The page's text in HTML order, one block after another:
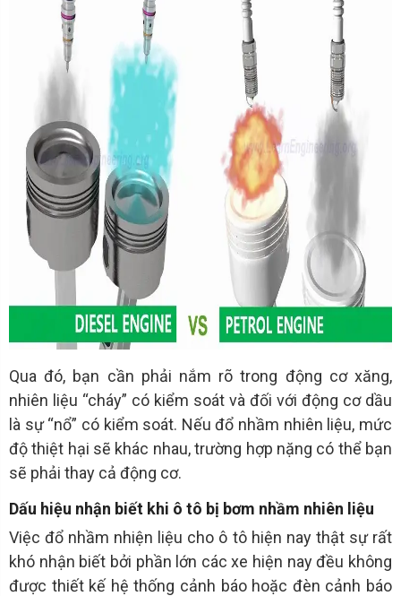
Qua đó, bạn cần phải nắm rõ trong động cơ xăng,
nhiên liệu “cháy” có kiểm soát và đối với động cơ dầu
là sự “nổ” có kiểm soát. Nếu đổ nhầm nhiên liệu, mức
độ thiệt hại sẽ khác nhau, trường hợp nặng có thể bạn
sẽ phải thay cả động cơ.
Dấu hiệu nhận biết khi ô tô bị bơm nhầm nhiên liệu
Việc đổ nhầm nhiện liệu cho ô tô hiện nay thật sự rất
khó nhận biết bởi phần lớn các xe hiện nay đều không
được thiết kế hệ thống cảnh báo hoặc đèn cảnh báo